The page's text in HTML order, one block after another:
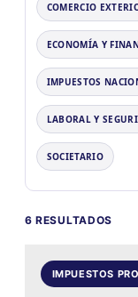
COMERCIO
ECONOMÍA Y
IMPUESTOS
LABORAL Y
SOCIETARIO
6 RESULTADOS
IMPUESTOS